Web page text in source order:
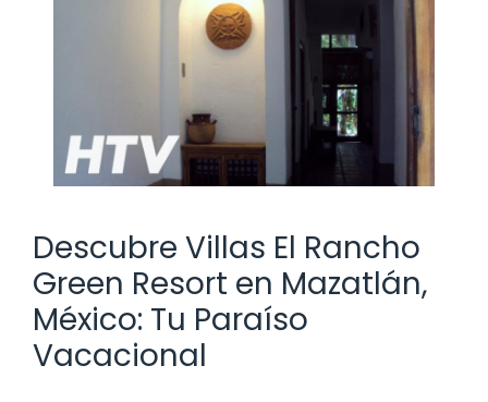
Descubre Villas El Rancho
Green Resort en Mazatlán,
México: Tu Paraíso
Vacacional